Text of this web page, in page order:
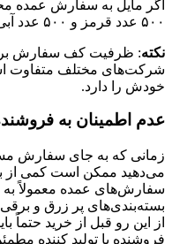
اگر مایل به سفارش عمده
۵۰۰ عدد قرمز و ۵۰۰ عدد آبی درخواست کنید.
نکته: ظرفیت کف سفارش
شرکت‌های مختلف متفاوت
خودش را دارد.
عدم اطمینان به
زمانی که به جای سفارش
می‌دهید ممکن است کمی از
سفارش‌های عمده معمولاً
بسته‌بندی‌های پر زرق و برقی
از این رو قبل از خرید حتماً
فروشنده یا تولید کننده